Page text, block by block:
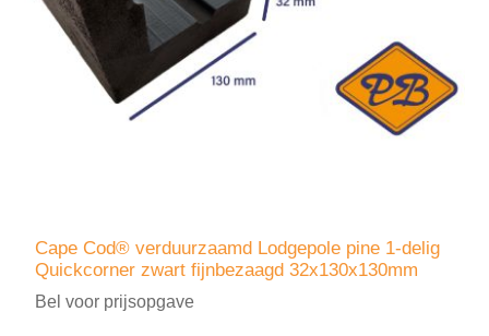
Cape Cod® verduurzaamd Lodgepole pine 1-delig
Quickcorner zwart fijnbezaagd 32x130x130mm
Bel voor prijsopgave